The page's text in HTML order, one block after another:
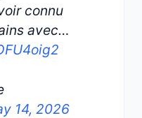
connu
avec…
14, 2026